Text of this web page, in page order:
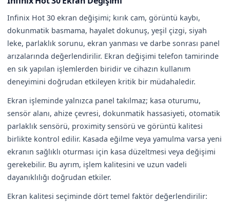
Infinix Hot 30 ekran değişimi; kırık cam, görüntü kaybı,
dokunmatik basmama, hayalet dokunuş, yeşil çizgi, siyah
leke, parlaklık sorunu, ekran yanması ve darbe sonrası panel
arızalarında değerlendirilir. Ekran değişimi telefon tamirinde
en sık yapılan işlemlerden biridir ve cihazın kullanım
deneyimini doğrudan etkileyen kritik bir müdahaledir.
Ekran işleminde yalnızca panel takılmaz; kasa oturumu,
sensör alanı, ahize çevresi, dokunmatik hassasiyeti, otomatik
parlaklık sensörü, proximity sensörü ve görüntü kalitesi
birlikte kontrol edilir. Kasada eğilme veya yamulma varsa yeni
ekranın sağlıklı oturması için kasa düzeltmesi veya değişimi
gerekebilir. Bu ayrım, işlem kalitesini ve uzun vadeli
dayanıklılığı doğrudan etkiler.
Ekran kalitesi seçiminde dört temel faktör değerlendirilir: